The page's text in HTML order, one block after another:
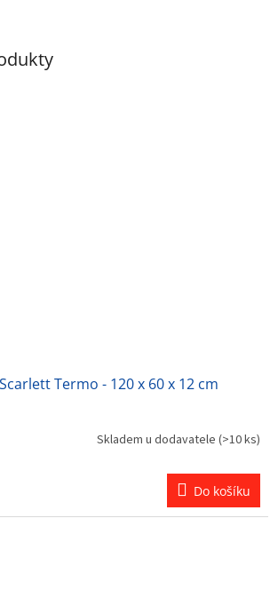
Termo - 120 x 60 x 12 cm
Skladem u dodavatele (>10 ks)
Do košíku